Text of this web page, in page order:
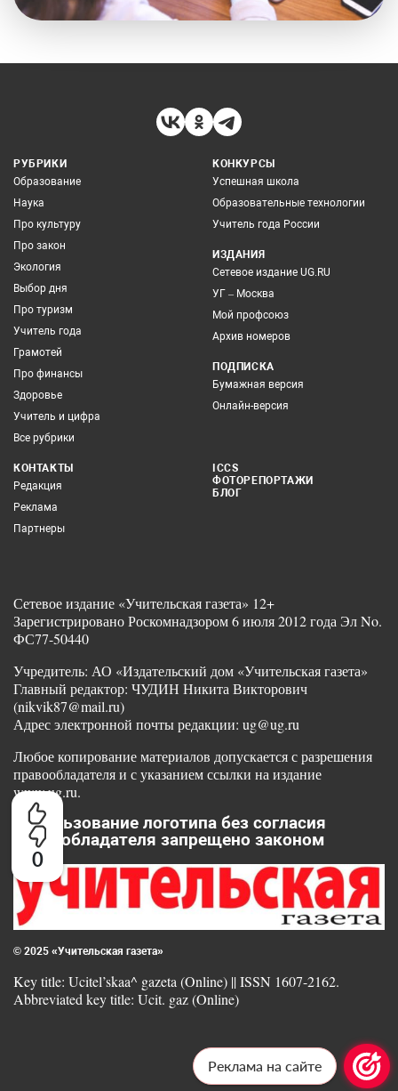
0
РУБРИКИ
Образование
Наука
Про культуру
Про закон
Экология
Выбор дня
Про туризм
Учитель года
Грамотей
Про финансы
Здоровье
Учитель и цифра
Все рубрики
КОНКУРСЫ
Успешная школа
Образовательные технологии
Учитель года России
ИЗДАНИЯ
Сетевое издание UG.RU
УГ – Москва
Мой профсоюз
Архив номеров
ПОДПИСКА
Бумажная версия
Онлайн-версия
КОНТАКТЫ
Редакция
Реклама
Партнеры
ICCS
ФОТОРЕПОРТАЖИ
БЛОГ
Сетевое издание «Учительская газета» 12+
Зарегистрировано Роскомнадзором 6 июля 2012 года Эл No.
ФС77-50440
Учредитель: АО «Издательский дом «Учительская газета»
Главный редактор: ЧУДИН Никита Викторович
(nikvik87@mail.ru)
Адрес электронной почты редакции: ug@ug.ru
Любое копирование материалов допускается с разрешения
правообладателя и с указанием ссылки на издание
www.ug.ru.
Использование логотипа без согласия
правообладателя запрещено законом
© 2025 «Учительская газета»
Key title: Ucitel’skaa^ gazeta (Online) || ISSN 1607-2162.
Abbreviated key title: Ucit. gaz (Online)
Реклама на сайте